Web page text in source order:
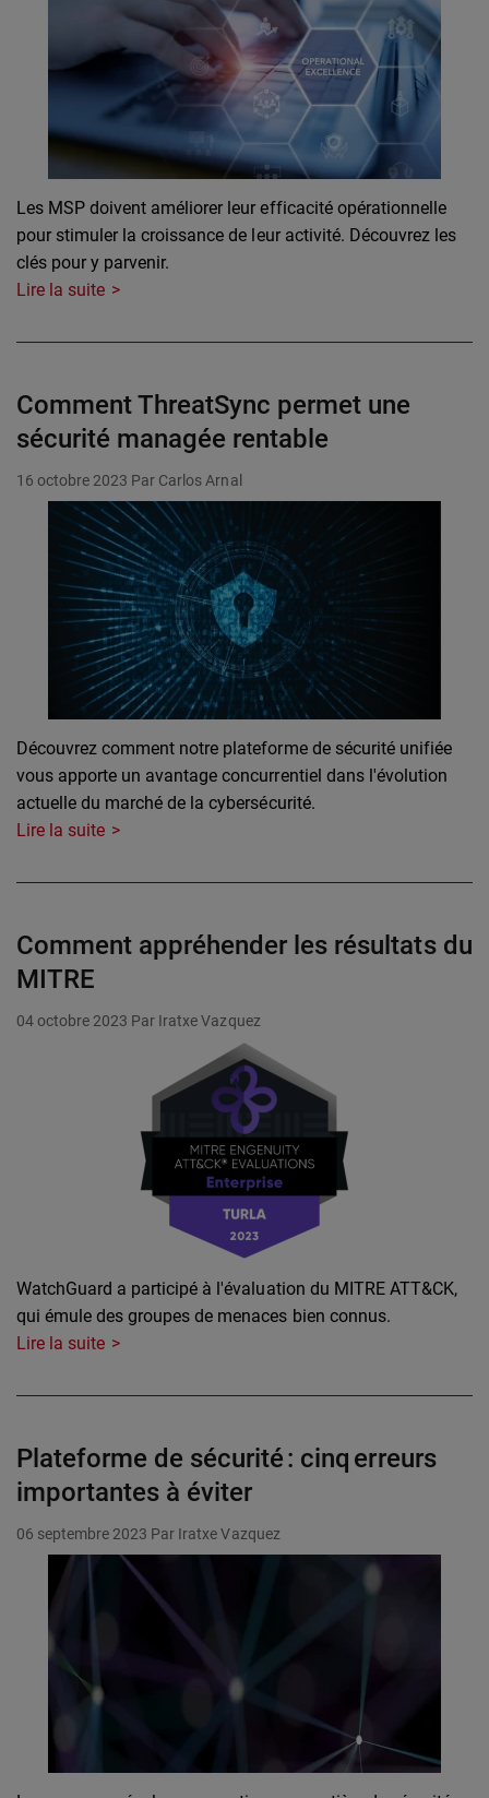
Les MSP doivent améliorer leur efficacité opérationnelle
pour stimuler la croissance de leur activité. Découvrez les
clés pour y parvenir.
Lire la suite
Comment ThreatSync permet une
sécurité managée rentable
16 octobre 2023 Par Carlos Arnal
Découvrez comment notre plateforme de sécurité unifiée
vous apporte un avantage concurrentiel dans l'évolution
actuelle du marché de la cybersécurité.
Lire la suite
Comment appréhender les résultats du
MITRE
04 octobre 2023 Par Iratxe Vazquez
WatchGuard a participé à l'évaluation du MITRE ATT&CK,
qui émule des groupes de menaces bien connus.
Lire la suite
Plateforme de sécurité : cinq erreurs
importantes à éviter
06 septembre 2023 Par Iratxe Vazquez